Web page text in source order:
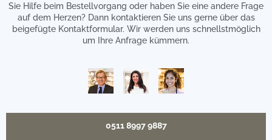
Sie Hilfe beim Bestellvorgang oder haben Sie eine andere Frage
auf dem Herzen? Dann kontaktieren Sie uns gerne über das
beigefügte Kontaktformular. Wir werden uns schnellstmöglich
um Ihre Anfrage kümmern.
0511 8997 9887